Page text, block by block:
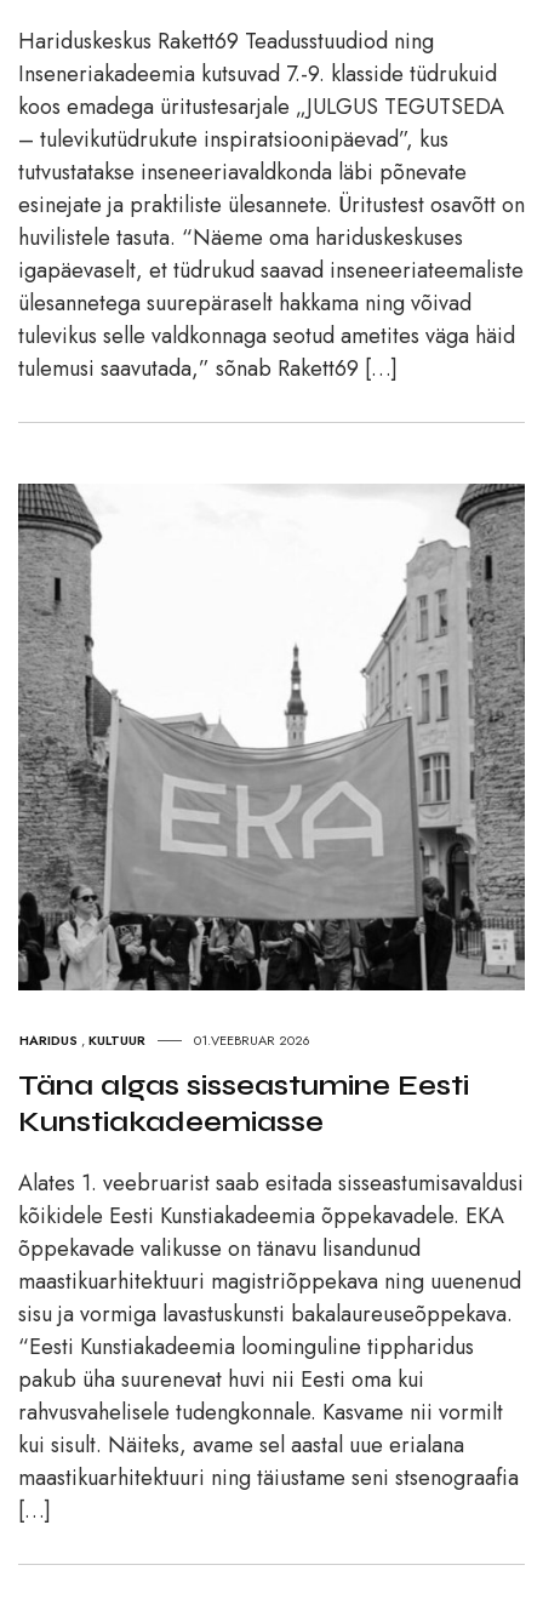
Hariduskeskus Rakett69 Teadusstuudiod ning
Inseneriakadeemia kutsuvad 7.-9. klasside tüdrukuid
koos emadega üritustesarjale „JULGUS TEGUTSEDA
– tulevikutüdrukute inspiratsioonipäevad”, kus
tutvustatakse inseneeriavaldkonda läbi põnevate
esinejate ja praktiliste ülesannete. Üritustest osavõtt on
huvilistele tasuta. “Näeme oma hariduskeskuses
igapäevaselt, et tüdrukud saavad inseneeriateemaliste
ülesannetega suurepäraselt hakkama ning võivad
tulevikus selle valdkonnaga seotud ametites väga häid
tulemusi saavutada,” sõnab Rakett69 […]
HARIDUS ,KULTUUR 01.VEEBRUAR 2026
Täna algas sisseastumine Eesti
Kunstiakadeemiasse
Alates 1. veebruarist saab esitada sisseastumisavaldusi
kõikidele Eesti Kunstiakadeemia õppekavadele. EKA
õppekavade valikusse on tänavu lisandunud
maastikuarhitektuuri magistriõppekava ning uuenenud
sisu ja vormiga lavastuskunsti bakalaureuseõppekava.
“Eesti Kunstiakadeemia loominguline tippharidus
pakub üha suurenevat huvi nii Eesti oma kui
rahvusvahelisele tudengkonnale. Kasvame nii vormilt
kui sisult. Näiteks, avame sel aastal uue erialana
maastikuarhitektuuri ning täiustame seni stsenograafia
[…]